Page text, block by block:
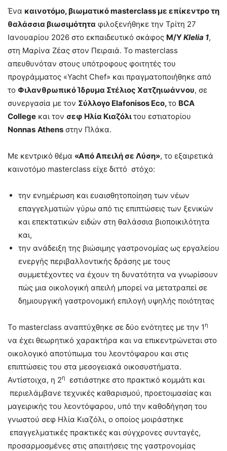
Ένα καινοτόμο, βιωματικό masterclass με επίκεντρο τη
θαλάσσια βιωσιμότητα φιλοξενήθηκε την Τρίτη 27
Ιανουαρίου 2026 στο εκπαιδευτικό σκάφος M/YKlelia 1,
στη Μαρίνα Ζέας στον Πειραιά. Το masterclass
απευθυνόταν στους υπότροφους φοιτητές του
προγράμματος «Yacht Chef» και πραγματοποιήθηκε από
το Φιλανθρωπικό Ίδρυμα Στέλιος Χατζηιωάννου, σε
συνεργασία με τον Σύλλογο Elafonisos Eco,το BCA
College και τον σεφ Ηλία Κιαζόλιτου εστιατορίου
Nonnas Athens στην Πλάκα.
Με κεντρικό θέμα «Από Απειλή σε Λύση», το εξαιρετικά
καινοτόμο masterclass είχε διττό στόχο:
την ενημέρωση και ευαισθητοποίηση των νέων
επαγγελματιών γύρω από τις επιπτώσεις των ξενικών
και επεκτατικών ειδών στη θαλάσσια βιοποικιλότητα
και,
την ανάδειξη της βιώσιμης γαστρονομίας ως εργαλείου
ενεργής περιβαλλοντικής δράσης με τους
συμμετέχοντες να έχουν τη δυνατότητα να γνωρίσουν
πώς μια οικολογική απειλή μπορεί να μετατραπεί σε
δημιουργική γαστρονομική επιλογή υψηλής ποιότητας
Το masterclass αναπτύχθηκε σε δύο ενότητες με την 1η
να έχει θεωρητικό χαρακτήρα και να επικεντρώνεται στο
οικολογικό αποτύπωμα του λεοντόψαρου και στις
επιπτώσεις του στα μεσογειακά οικοσυστήματα.
Αντίστοιχα, η 2η
εστιάστηκε στο πρακτικό κομμάτι και
περιελάμβανε τεχνικές καθαρισμού, προετοιμασίας και
μαγειρικής του λεοντόψαρου, υπό την καθοδήγηση του
γνωστού σεφ Ηλία Κιαζόλι, ο οποίος μοιράστηκε
επαγγελματικές πρακτικές και σύγχρονες συνταγές,
προσαρμοσμένες στις απαιτήσεις της γαστρονομίας